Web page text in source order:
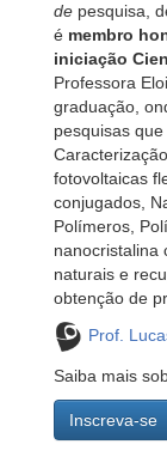
de pesquisa,
é membro
iniciação
Professora
graduação,
pesquisas
fotovoltaicas
conjugados,
Polímeros,
nanocristalina
naturais e
obtenção de
Prof.
Saiba mais
Inscreva-se